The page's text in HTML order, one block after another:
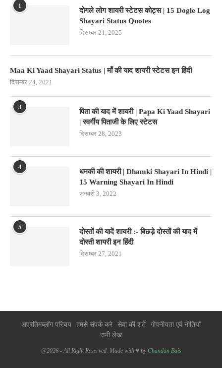
1
दोगले लोग शायरी स्टेटस कोट्स | 15 Dogle Log
Shayari Status Quotes
दिसम्बर 21, 2025
Maa Ki Yaad Shayari Status | माँ की याद शायरी स्टेटस इन हिंदी
दिसम्बर 24, 2021
3
पिता की याद में शायरी | Papa Ki Yaad Shayari
| स्वर्गीय पिताजी के लिए स्टेटस
दिसम्बर 28, 2023
4
धमकी की शायरी | Dhamki Shayari In Hindi |
15 Warning Shayari In Hindi
जनवरी 3, 2022
5
दोस्तों की यादें शायरी :- बिछड़े दोस्तों की याद में
दोस्ती शायरी इन हिंदी
दिसम्बर 27, 2021
अप्रतिमब्लॉग परिचय हमसे संपर्क करे सेवा की शर्ते
गोपनीयता एवं नीतियाँ
सभी लेख
@2026 - All Right Reserved. Made with ♥ byChandan Bais